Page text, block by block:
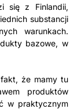
się z Finlandii,
substancji
warunkach.
bazowe, w
że mamy tu
produktów
w praktycznym